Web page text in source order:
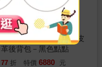
kate spade 迪士尼聯名皮
革後背包－黑色點點
77 折 特價 6880 元